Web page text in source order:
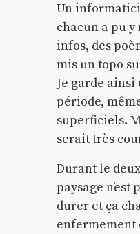
Un
chacun a pu y
infos, des
mis un topo
Je garde
période,
superficiels.
serait très
Durant le
paysage n’est
durer et ça